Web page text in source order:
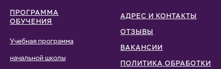
ПРОГРАММА
ОБУЧЕНИЯ
Учебная программа
начальной школы
АДРЕС И КОНТАКТЫ
ОТЗЫВЫ
ВАКАНСИИ
ПОЛИТИКА ОБРАБОТКИ